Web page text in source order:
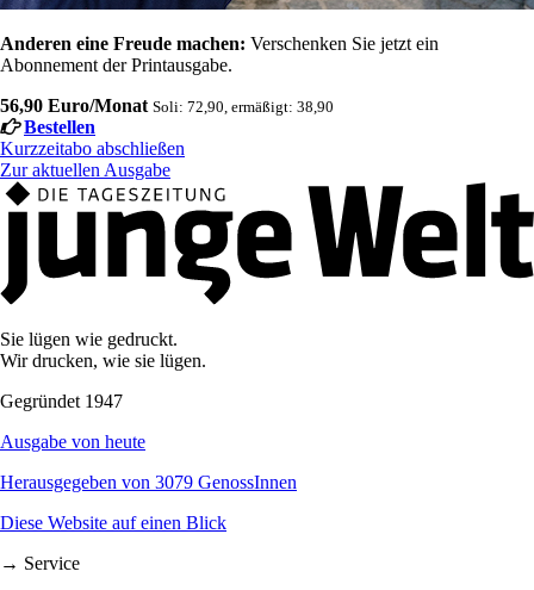
Anderen eine Freude machen: Verschenken Sie jetzt ein
Abonnement der Printausgabe.
56,90 Euro/Monat Soli: 72,90, ermäßigt: 38,90
Bestellen
Kurzzeitabo abschließen
Zur aktuellen Ausgabe
Sie lügen wie gedruckt.
Wir drucken, wie sie lügen.
Gegründet 1947
Ausgabe von heute
Herausgegeben von 3079 GenossInnen
Diese Website auf einen Blick
→ Service